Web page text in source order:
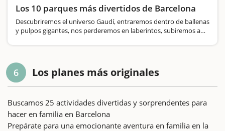
Los 10 parques más divertidos de Barcelona
Descubriremos el universo Gaudí, entraremos dentro de ballenas
y pulpos gigantes, nos perderemos en laberintos, subiremos a
6 Los planes más originales
Buscamos 25 actividades divertidas y sorprendentes para
hacer en familia en Barcelona
Prepárate para una emocionante aventura en familia en la